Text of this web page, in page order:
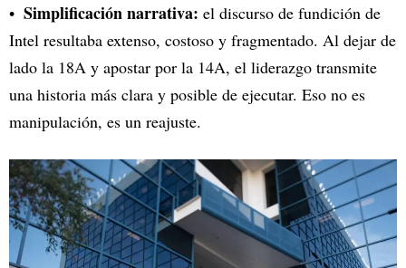
Simplificación narrativa: el discurso de fundición de
Intel resultaba extenso, costoso y fragmentado. Al dejar de
lado la 18A y apostar por la 14A, el liderazgo transmite
una historia más clara y posible de ejecutar. Eso no es
manipulación, es un reajuste.